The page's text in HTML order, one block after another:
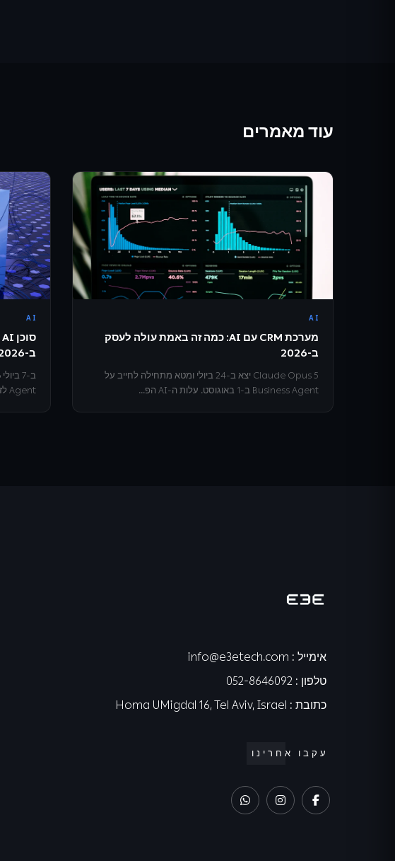
עוד מאמרים
AI
מערכת CRM עם AI: כמה זה באמת עולה לעסק
ב-2026
Claude Opus 5 יצא ב-24 ביולי ומטא מתחילה לחייב על
Business Agent ב-1 באוגוסט. עלות ה-AI הפ...
AI
ב-2026
Agent לזמינים בתוך Outlook, Teams ו...
אימייל :
טלפון :
כתובת :
עקבו אחרינו